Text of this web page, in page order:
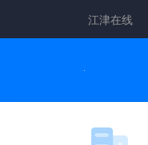
江津在线